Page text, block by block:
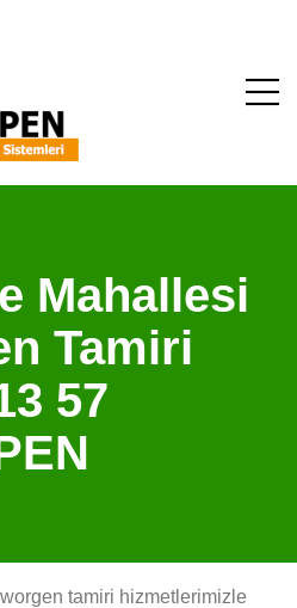
Mahallesi
Tamiri
57
tamiri hizmetlerimizle